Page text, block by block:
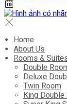
Home
About Us
Rooms &
Double
Deluxe
Twin Room
King Double